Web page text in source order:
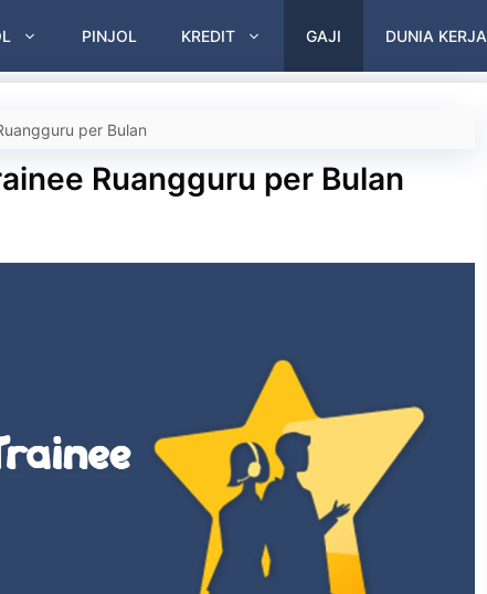
PINJOL KREDIT GAJI DUNIA KERJA
per Bulan
Ruangguru per Bulan